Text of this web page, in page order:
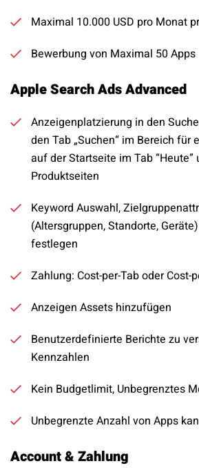
Maximal 10.000 USD pro Monat
Bewerbung von Maximal 50 Apps
Apple Search Ads Advanced
Anzeigenplatzierung in den
den Tab „Suchen“ im Bereich für
auf der Startseite im Tab “Heute”
Produktseiten
Keyword Auswahl,
(Altersgruppen, Standorte,
festlegen
Zahlung: Cost-per-Tab oder Cost-
Anzeigen Assets hinzufügen
Benutzerdefinierte Berichte zu
Kennzahlen
Kein Budgetlimit, Unbegrenztes
Unbegrenzte Anzahl von Apps
Account & Zahlung